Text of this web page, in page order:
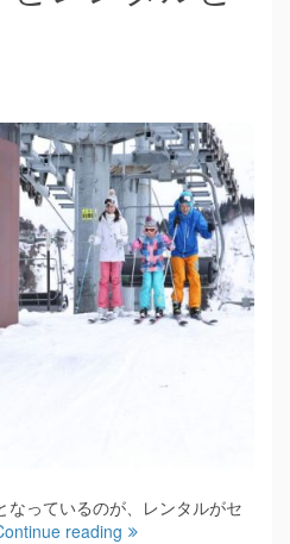
なっているのが、レンタルがセ
reading